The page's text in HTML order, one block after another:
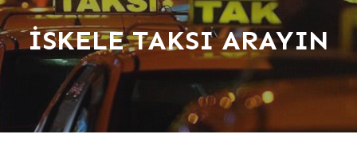
İSKELE TAKSI ARAYIN